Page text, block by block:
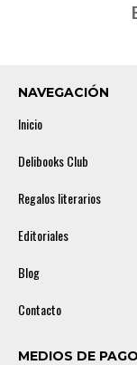
NAVEGACIÓN
Inicio
Delibooks Club
Regalos literarios
Editoriales
Blog
Contacto
MEDIOS DE PAGO